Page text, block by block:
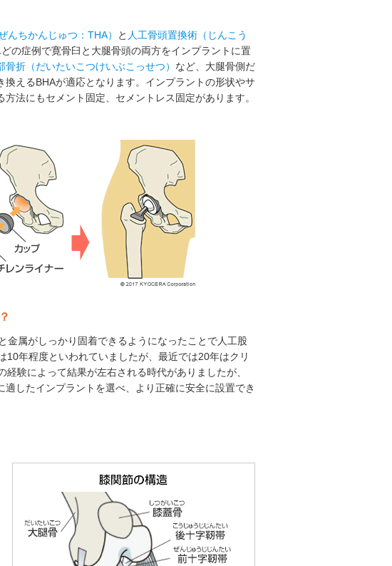
んちかんじゅつ：THA） と 人工骨頭置換術（じんこう
の症例で寛骨臼と大腿骨頭の両方をインプラントに置
骨折（だいたいこつけいぶこっせつ） など、大腿骨側だ
えるBHAが適応となります。インプラントの形状やサ
法にもセメント固定、セメントレス固定があります。
金属がしっかり固着できるようになったことで人工股
年程度といわれていましたが、最近では20年はクリ
験によって結果が左右される時代がありましたが、
したインプラントを選べ、より正確に安全に設置でき